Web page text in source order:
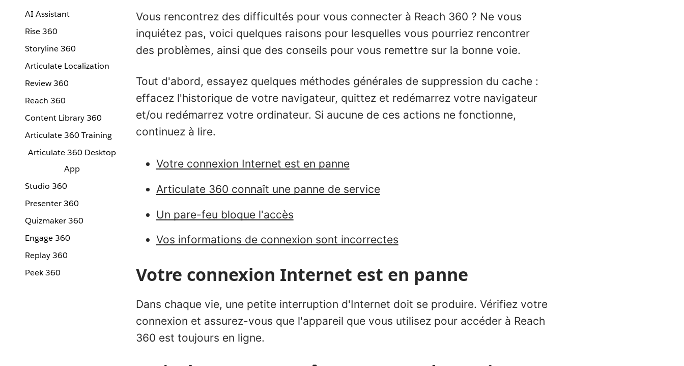
AI Assistant
Rise 360
Storyline 360
Articulate Localization
Review 360
Reach 360
Content Library 360
Articulate 360 Training
Articulate 360 Desktop
App
Studio 360
Presenter 360
Quizmaker 360
Engage 360
Replay 360
Peek 360
Vous rencontrez des difficultés pour vous connecter à Reach 360 ? Ne vous
inquiétez pas, voici quelques raisons pour lesquelles vous pourriez rencontrer
des problèmes, ainsi que des conseils pour vous remettre sur la bonne voie.
Tout d'abord, essayez quelques méthodes générales de suppression du cache :
effacez l'historique de votre navigateur, quittez et redémarrez votre navigateur
et/ou redémarrez votre ordinateur. Si aucune de ces actions ne fonctionne,
continuez à lire.
Votre connexion Internet est en panne
Articulate 360 connaît une panne de service
Un pare-feu bloque l'accès
Vos informations de connexion sont incorrectes
Votre connexion Internet est en panne
Dans chaque vie, une petite interruption d'Internet doit se produire. Vérifiez votre
connexion et assurez-vous que l'appareil que vous utilisez pour accéder à Reach
360 est toujours en ligne.